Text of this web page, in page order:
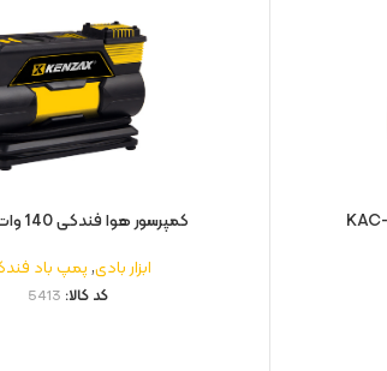
کمپرسور هوا فندکی 140 وات | 5413
ابزار بادی,پمپ باد
کد کالا: 5413